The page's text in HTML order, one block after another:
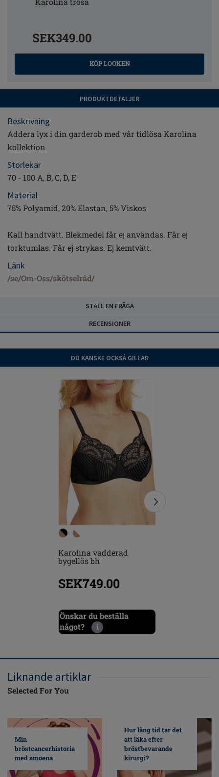
SEK349.00
KÖP LOOKEN
PRODUKTDETALJER
Beskrivning
Addera lyx i din garderob med vår tidlösa Karolina
kollektion
Storlekar
70 - 100 A, B, C, D, E
Material
75% Polyamid, 20% Elastan, 5% Viskos
Kall handtvätt. Blekmedel får ej användas. Får ej
torktumlas. Får ej strykas. Ej kemtvätt.
Länk
/se/Om-Oss/skötselråd/
STÄLL EN FRÅGA
RECENSIONER
DU KANSKE OCKSÅ GILLAR
Karolina vadderad
bygellös bh
SEK749.00
Önskar du beställa
något?
i
Liknande artiklar
Selected For You
Min
bröstcancerhistoria
med amoena
Hur lång tid tar det
att läka efter
bröstbevarande
kirurgi?